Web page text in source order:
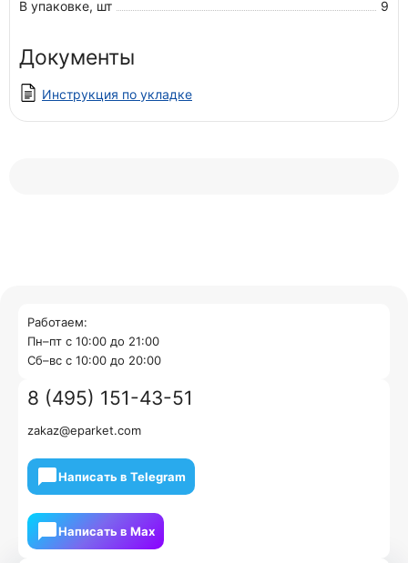
В упаковке, шт
9
Документы
Инструкция по укладке
Работаем:
Пн–пт с 10:00 до 21:00
Cб–вс с 10:00 до 20:00
8 (495) 151-43-51
zakaz@eparket.com
Написать в Telegram
Написать в Мах